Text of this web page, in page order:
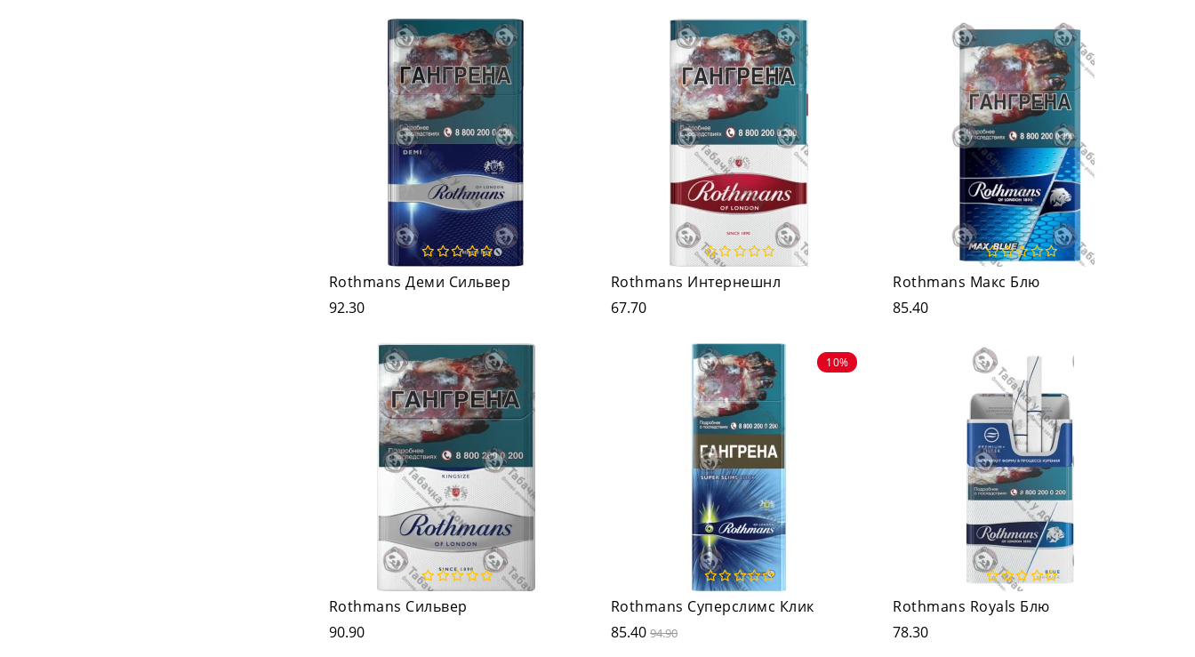
Rothmans Деми Сильвер
92.30
Rothmans Интернешнл
67.70
Rothmans Макс Блю
85.40
Rothmans Сильвер
90.90
10%
Rothmans Суперслимс Клик
85.40 94.90
Rothmans Royals Блю
78.30